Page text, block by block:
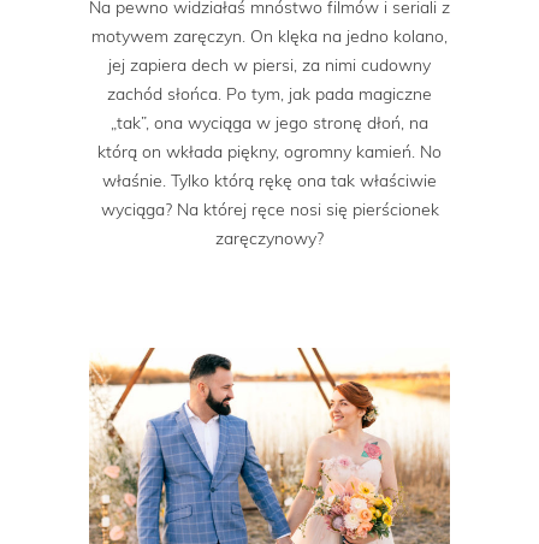
Na pewno widziałaś mnóstwo filmów i seriali z
motywem zaręczyn. On klęka na jedno kolano,
jej zapiera dech w piersi, za nimi cudowny
zachód słońca. Po tym, jak pada magiczne
„tak”, ona wyciąga w jego stronę dłoń, na
którą on wkłada piękny, ogromny kamień. No
właśnie. Tylko którą rękę ona tak właściwie
wyciąga? Na której ręce nosi się pierścionek
zaręczynowy?